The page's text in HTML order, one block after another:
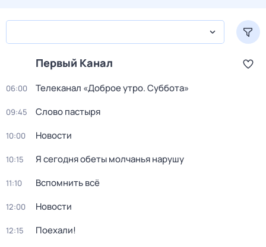
Первый Канал
06:00 Телеканал «Доброе утро. Суббота»
09:45 Слово пастыря
10:00 Новости
10:15 Я сегодня обеты молчанья нарушу
11:10 Вспомнить всё
12:00 Новости
12:15 Поехали!